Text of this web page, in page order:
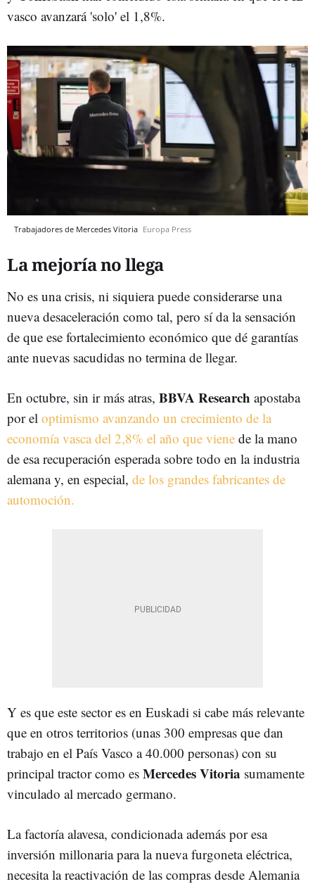
vasco avanzará 'solo' el 1,8%.
Trabajadores de Mercedes Vitoria Europa Press
La mejoría no llega
No es una crisis, ni siquiera puede considerarse una
nueva desaceleración como tal, pero sí da la sensación
de que ese fortalecimiento económico que dé garantías
ante nuevas sacudidas no termina de llegar.
En octubre, sin ir más atras, BBVA Research apostaba
por el optimismo avanzando un crecimiento de la
economía vasca del 2,8% el año que viene de la mano
de esa recuperación esperada sobre todo en la industria
alemana y, en especial, de los grandes fabricantes de
automoción.
Y es que este sector es en Euskadi si cabe más relevante
que en otros territorios (unas 300 empresas que dan
trabajo en el País Vasco a 40.000 personas) con su
principal tractor como es Mercedes Vitoria sumamente
vinculado al mercado germano.
La factoría alavesa, condicionada además por esa
inversión millonaria para la nueva furgoneta eléctrica,
necesita la reactivación de las compras desde Alemania